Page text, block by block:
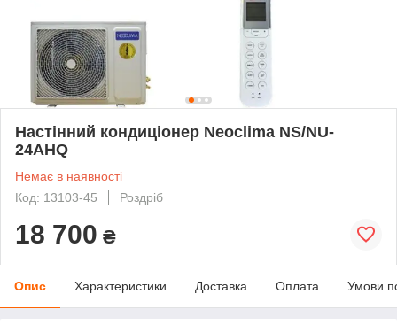
Настінний кондиціонер Neoclima NS/NU-
24AHQ
Немає в наявності
Код: 13103-45
Роздріб
18 700 ₴
Опис Характеристики Доставка Оплата Умови